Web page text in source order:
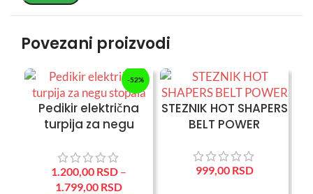
Povezani proizvodi
-52%
Pedikir električna
turpija za negu
1.200,00 RSD –
1.799,00 RSD
STEZNIK HOT SHAPERS
BELT POWER
999,00 RSD